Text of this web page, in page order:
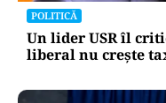
POLITICĂ
Un lider USR îl
liberal nu crește